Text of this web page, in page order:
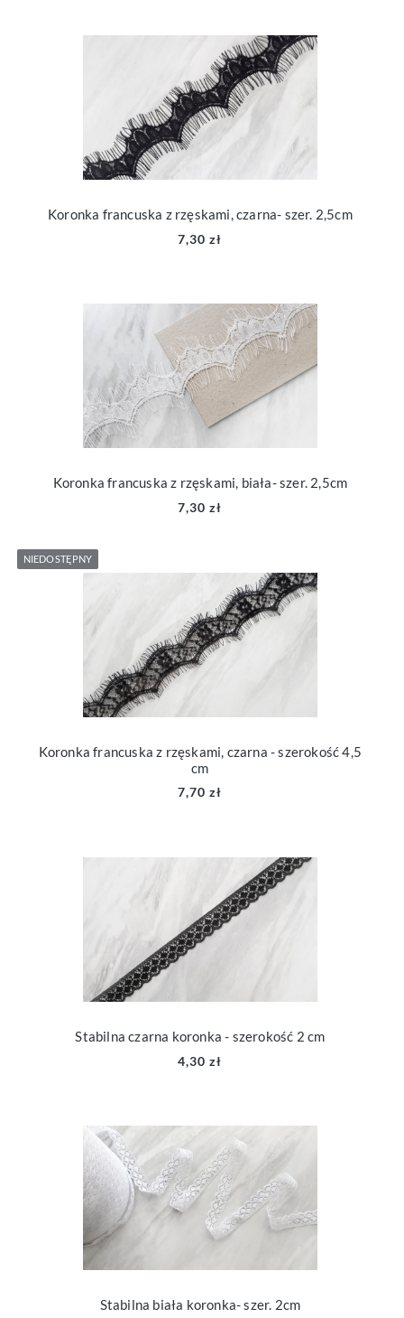
Koronka francuska z rzęskami, czarna- szer. 2,5cm
7,30 zł
Koronka francuska z rzęskami, biała- szer. 2,5cm
7,30 zł
Koronka francuska z rzęskami, czarna - szerokość 4,5
cm
7,70 zł
NIEDOSTĘPNY
Stabilna czarna koronka - szerokość 2 cm
4,30 zł
Stabilna biała koronka- szer. 2cm